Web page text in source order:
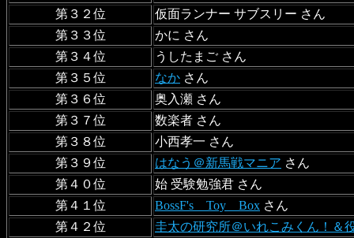
第３２位
仮面ランナー サブスリー さん
第３３位
かに さん
第３４位
うしたまご さん
第３５位
なか さん
第３６位
奥入瀬 さん
第３７位
数楽者 さん
第３８位
小西孝一 さん
第３９位
はなう＠新馬戦マニア さん
第４０位
始 受験勉強君 さん
第４１位
BossF's Toy Box さん
第４２位
圭太の研究所＠いれこみくん！＆